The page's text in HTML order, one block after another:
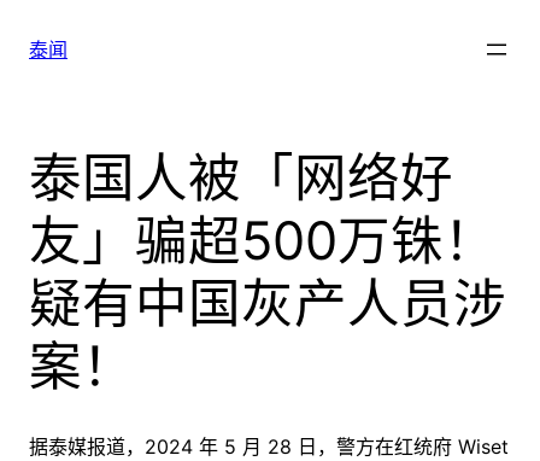
泰闻
泰国人被「网络好
友」骗超500万铢！
疑有中国灰产人员涉
案！
据泰媒报道，2024 年 5 月 28 日，警方在红统府 Wiset